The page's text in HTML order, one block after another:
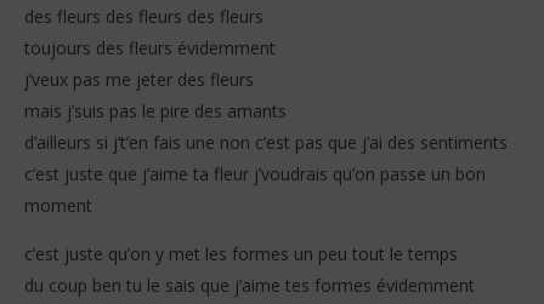
des fleurs des fleurs des fleurs
toujours des fleurs évidemment
j’veux pas me jeter des fleurs
mais j’suis pas le pire des amants
d’ailleurs si j’t’en fais une non c’est pas que j’ai des sentiments
c’est juste que j’aime ta fleur j’voudrais qu’on passe un bon
moment
c’est juste qu’on y met les formes un peu tout le temps
du coup ben tu le sais que j’aime tes formes évidemment